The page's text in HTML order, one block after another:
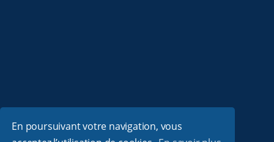
En poursuivant votre navigation, vous